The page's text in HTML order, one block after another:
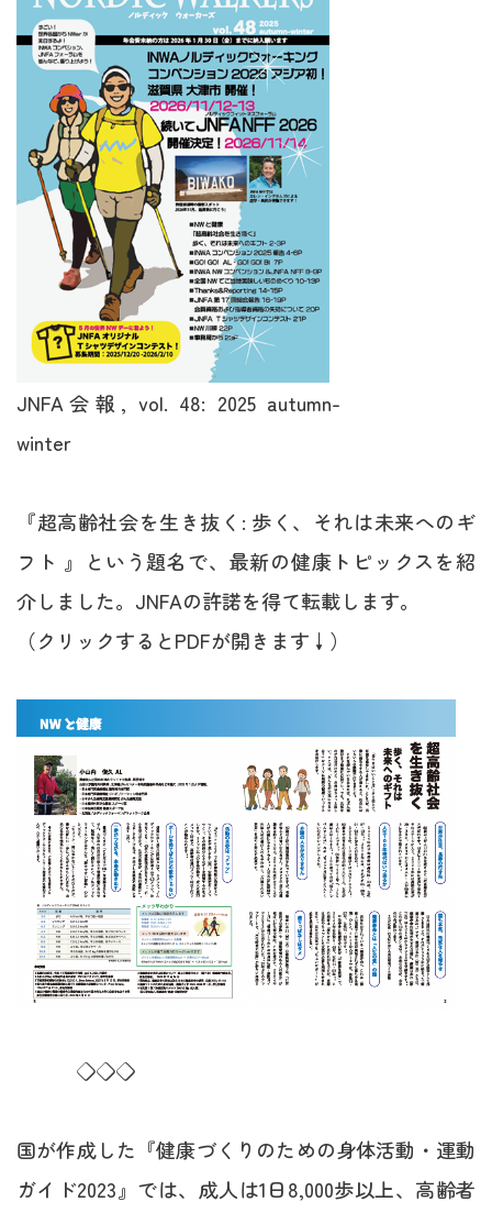
JNFA会報, vol. 48: 2025 autumn-
winter
『超高齢社会を生き抜く: 歩く、それは未来へのギ
フト 』という題名で、最新の健康トピックスを紹
介しました。JNFAの許諾を得て転載します。
（クリックするとPDFが開きます↓）
◇◇◇
国が作成した『健康づくりのための身体活動・運動
ガイド2023』では、成人は1日8,000歩以上、高齢者